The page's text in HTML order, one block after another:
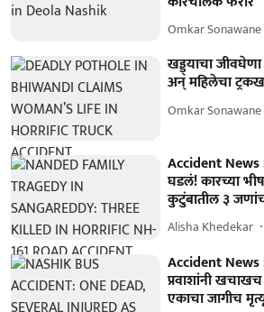
Omkar Sonawane
खड्ड्याचा
अन् महिलेचा
Omkar Sonawane
Accident News
घडलं! कारच्या
कुटुंबातील ३
Alisha Khedekar
Accident
प्रवाशांनी
एकाचा जागीच